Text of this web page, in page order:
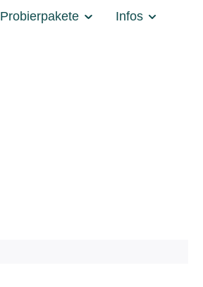
Probierpakete Infos